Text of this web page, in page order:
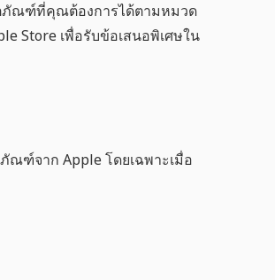
ภัณฑ์ที่คุณต้องการได้ตามหมวด
Store เพื่อรับข้อเสนอพิเศษใน
ณฑ์จาก Apple โดยเฉพาะเมื่อ